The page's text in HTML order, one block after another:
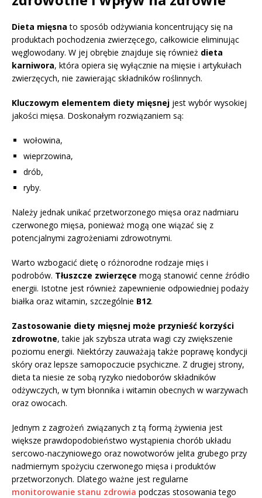
Dieta mięsna to sposób odżywiania koncentrujący się na
produktach pochodzenia zwierzęcego, całkowicie eliminując
węglowodany. W jej obrębie znajduje się również dieta
karniwora, która opiera się wyłącznie na mięsie i artykułach
zwierzęcych, nie zawierając składników roślinnych.
Kluczowym elementem diety mięsnej jest wybór wysokiej
jakości mięsa. Doskonałym rozwiązaniem są:
wołowina,
wieprzowina,
drób,
ryby.
Należy jednak unikać przetworzonego mięsa oraz nadmiaru
czerwonego mięsa, ponieważ mogą one wiązać się z
potencjalnymi zagrożeniami zdrowotnymi.
Warto wzbogacić dietę o różnorodne rodzaje mięs i
podrobów. Tłuszcze zwierzęce mogą stanowić cenne źródło
energii. Istotne jest również zapewnienie odpowiedniej podaży
białka oraz witamin, szczególnie B12.
Zastosowanie diety mięsnej może przynieść korzyści
zdrowotne, takie jak szybsza utrata wagi czy zwiększenie
poziomu energii. Niektórzy zauważają także poprawę kondycji
skóry oraz lepsze samopoczucie psychiczne. Z drugiej strony,
dieta ta niesie ze sobą ryzyko niedoborów składników
odżywczych, w tym błonnika i witamin obecnych w warzywach
oraz owocach.
Jednym z zagrożeń związanych z tą formą żywienia jest
większe prawdopodobieństwo wystąpienia chorób układu
sercowo-naczyniowego oraz nowotworów jelita grubego przy
nadmiernym spożyciu czerwonego mięsa i produktów
przetworzonych. Dlatego ważne jest regularne
monitorowanie stanu zdrowia podczas stosowania tego